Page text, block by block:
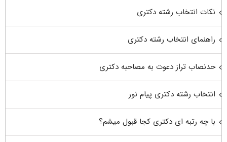
نکات انتخاب رشته دکتری
راهنمای انتخاب رشته دکتری
حدنصاب تراز دعوت به مصاحبه دکتری
انتخاب رشته دکتری پیام نور
با چه رتبه ای دکتری کجا قبول میشم؟